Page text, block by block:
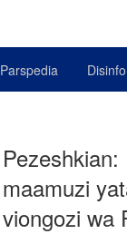
Parspedia Disinfo
maamuzi
viongozi wa